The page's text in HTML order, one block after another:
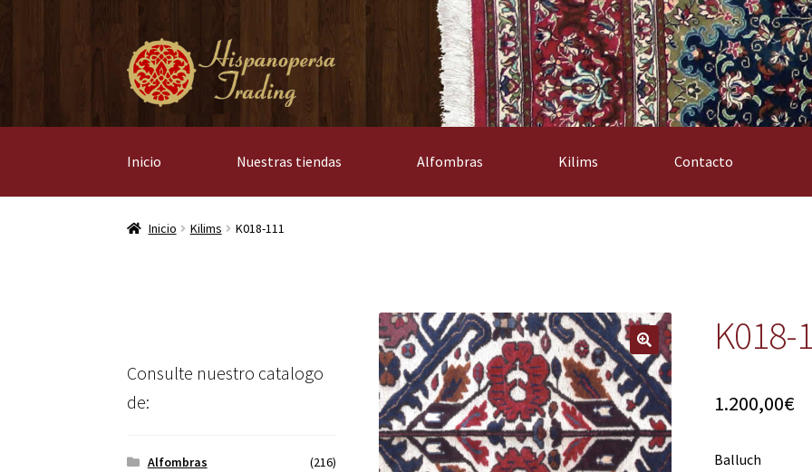
Ir
a
la
Ir
al
contenido
Inicio Nuestras tiendas Alfombras Kilims Contacto
Inicio Kilims K018-111
K018-
1.200,00€
Balluch
Consulte nuestro catalogo
de:
Alfombras
(216)